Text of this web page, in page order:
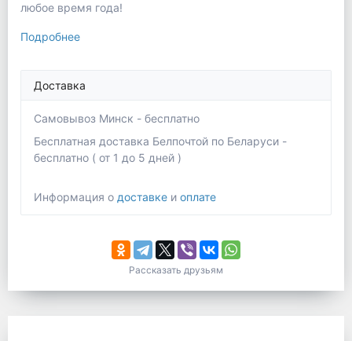
любое время года!
Подробнее
Доставка
Самовывоз Минск - бесплатно
Бесплатная доставка Белпочтой по Беларуси -
бесплатно ( от 1 до 5 дней )
Информация о доставке и оплате
Рассказать друзьям